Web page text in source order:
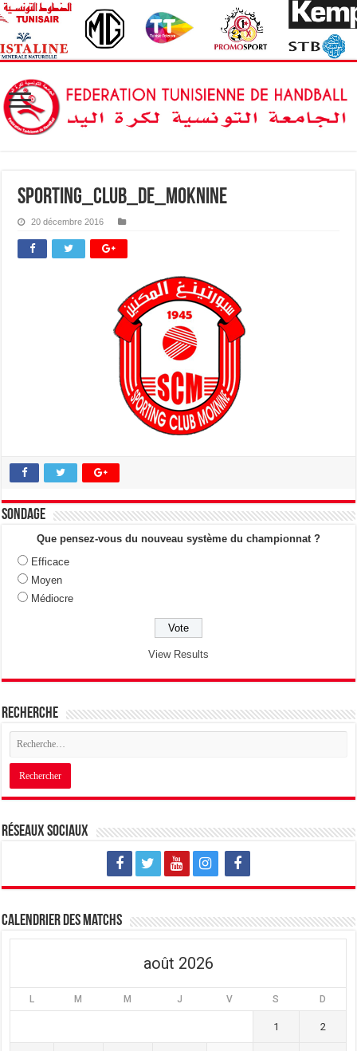
Sporting_Club_de_Moknine
20 décembre 2016
Sondage
Que pensez-vous du nouveau système du championnat ?
Efficace
Moyen
Médiocre
View Results
Recherche
Réseaux sociaux
Calendrier des matchs
août 2026
L M M J V S D
1 2